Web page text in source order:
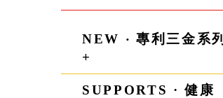
NEW ‧ 專利三金系列
+
SUPPORTS · 健康